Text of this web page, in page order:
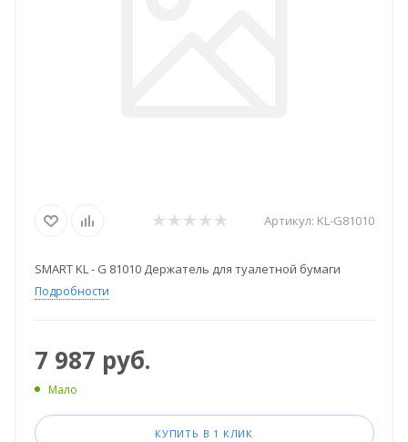
Артикул: KL-G81010
SMART KL - G 81010 Держатель для туалетной бумаги
Подробности
7 987 руб.
Мало
КУПИТЬ В 1 КЛИК